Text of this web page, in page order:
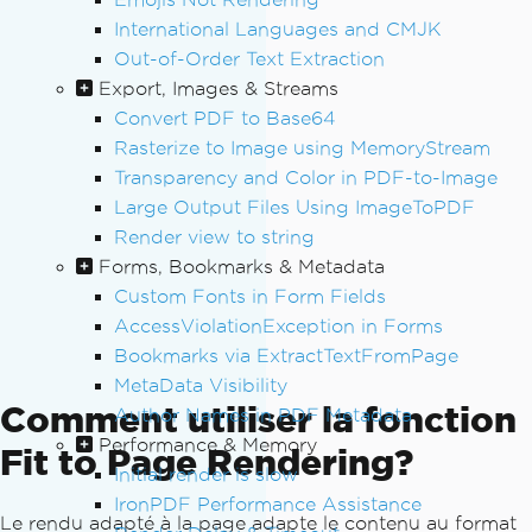
International Languages and CMJK
Out-of-Order Text Extraction
Export, Images & Streams
Convert PDF to Base64
Rasterize to Image using MemoryStream
Transparency and Color in PDF-to-Image
Large Output Files Using ImageToPDF
Render view to string
Forms, Bookmarks & Metadata
Custom Fonts in Form Fields
AccessViolationException in Forms
Bookmarks via ExtractTextFromPage
MetaData Visibility
Author Names in PDF Metadata
Performance & Memory
Initial render is slow
IronPDF Performance Assistance
Comment utiliser la fonction
Fit to Page Rendering?
Le rendu adapté à la page adapte le contenu au format